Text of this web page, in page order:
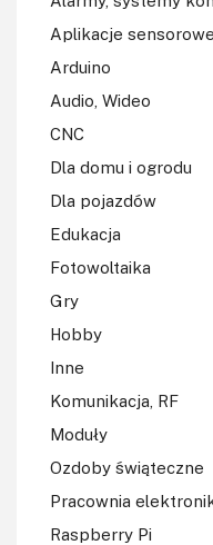
Aplikacje sensorowe
Arduino
Audio, Wideo
CNC
Dla domu i ogrodu
Dla pojazdów
Edukacja
Fotowoltaika
Gry
Hobby
Inne
Komunikacja, RF
Moduły
Ozdoby świąteczne
Pracownia
Raspberry Pi